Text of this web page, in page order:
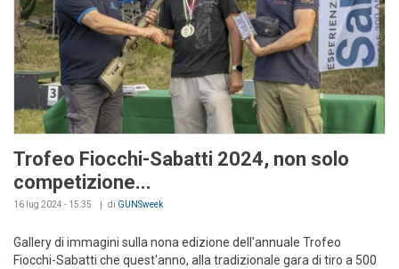
Trofeo Fiocchi-Sabatti 2024, non solo
competizione...
16 lug 2024 - 15:35 di GUNSweek
Gallery di immagini sulla nona edizione dell'annuale Trofeo
Fiocchi-Sabatti che quest'anno, alla tradizionale gara di tiro a 500